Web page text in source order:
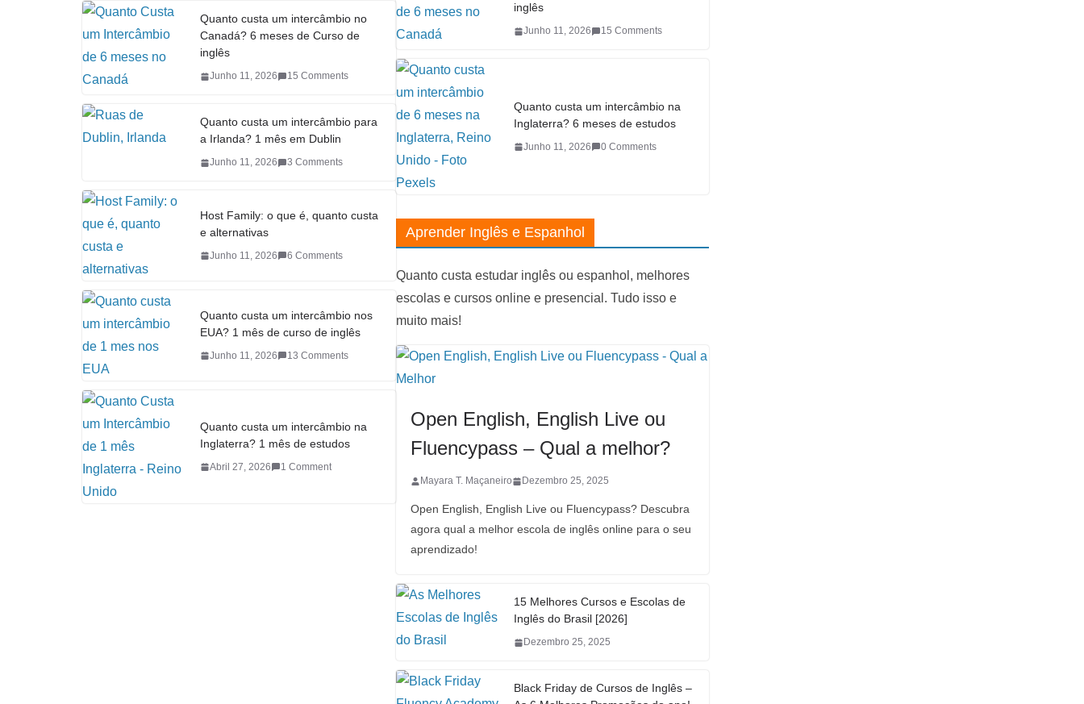
Quanto custa um intercâmbio no
Canadá? 6 meses de Curso de
inglês
Junho 11, 2026 15 Comments
Quanto custa um intercâmbio para
a Irlanda? 1 mês em Dublin
Junho 11, 2026 3 Comments
Host Family: o que é, quanto custa
e alternativas
Junho 11, 2026 6 Comments
Quanto custa um intercâmbio nos
EUA? 1 mês de curso de inglês
Junho 11, 2026 13 Comments
Quanto custa um intercâmbio na
Inglaterra? 1 mês de estudos
Abril 27, 2026 1 Comment
inglês
Junho 11, 2026 15 Comments
Quanto custa um intercâmbio na
Inglaterra? 6 meses de estudos
Junho 11, 2026 0 Comments
Aprender Inglês e Espanhol
Quanto custa estudar inglês ou espanhol, melhores
escolas e cursos online e presencial. Tudo isso e
muito mais!
Open English, English Live ou
Fluencypass – Qual a melhor?
Mayara T. Maçaneiro Dezembro 25, 2025
Open English, English Live ou Fluencypass? Descubra
agora qual a melhor escola de inglês online para o seu
aprendizado!
15 Melhores Cursos e Escolas de
Inglês do Brasil [2026]
Dezembro 25, 2025
Black Friday de Cursos de Inglês –